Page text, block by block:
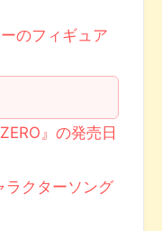
のフィギュア
』の発売日
ラクターソング